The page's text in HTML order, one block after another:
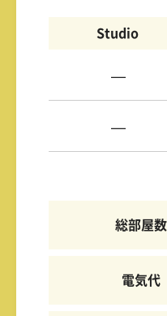
Studio
—
—
総部屋数
電気代